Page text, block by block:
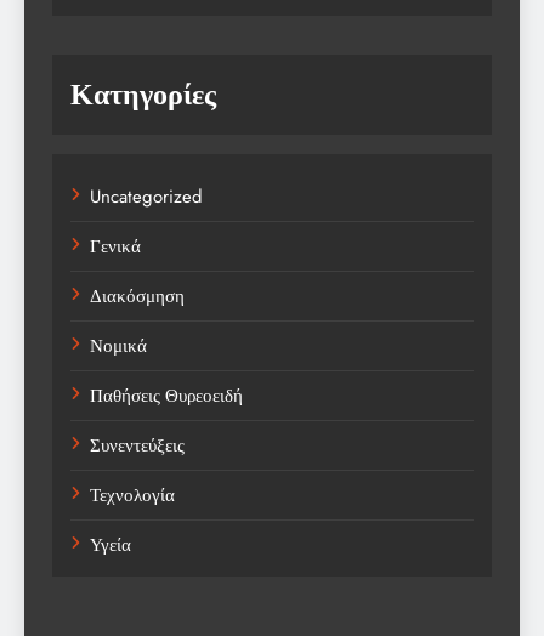
Κατηγορίες
Uncategorized
Γενικά
Διακόσμηση
Νομικά
Παθήσεις Θυρεοειδή
Συνεντεύξεις
Τεχνολογία
Υγεία